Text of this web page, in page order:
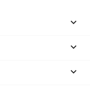


keyboard_arrow_down